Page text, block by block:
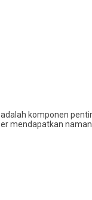
komponen
mendapatkan